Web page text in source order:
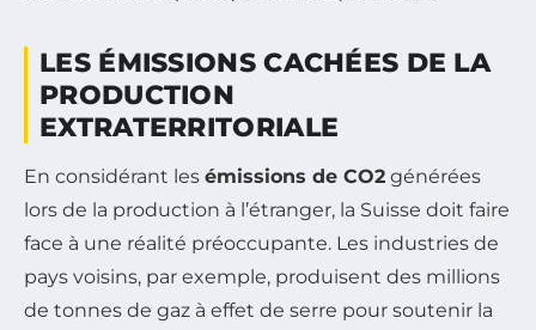
LES ÉMISSIONS CACHÉES DE LA
PRODUCTION
EXTRATERRITORIALE
En considérant les émissions de CO2 générées
lors de la production à l’étranger, la Suisse doit faire
face à une réalité préoccupante. Les industries de
pays voisins, par exemple, produisent des millions
de tonnes de gaz à effet de serre pour soutenir la